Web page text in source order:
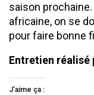
saison
africaine, on se
pour faire bonne
Entretien réalisé
J’aime ça :